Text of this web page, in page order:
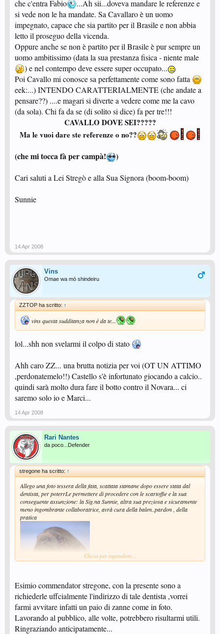
Stregò
che c'entra Fabio
...Ah sii...doveva mandare le referenze e
si vede non le ha mandate. Sa Cavallaro è un uomo
impegnato, capace che sia partito per il Brasile e non abbia
letto il proseguo della vicenda.
Oppure anche se non è partito per il Brasile è pur sempre un
uomo ambitissimo (data la sua prestanza fisica - niente male
) e nel contempo deve essere super occupato...
Poi Cavallo mi conosce sa perfettamente come sono fatta
eek:...) INTENDO CARATTERIALMENTE (che andate a
pensare??) ....e magari si diverte a vedere come me la cavo
(da sola). Chi fa da se (di solito si dice) fa per tre!!!
CAVALLO DOVE SEI?????
Ma le vuoi dare ste referenze o no??
(che mi tocca fà per campà! )
Cari saluti a Lei Stregò e alla Sua Signora (boom-boom)
Sunnie​
14 Apr 2008
Vins
Omae wa mō shindeiru
ZZTOP ha scritto: ↑
vins questa sudditanza non è da te...
lol...shh non svelarmi il colpo di stato
Ahh caro ZZ... una brutta notizia per voi (OT UN ATTIMO
,perdonatemelo!!) Castello s'è infortunato giocando a calcio..
quindi sarà molto dura fare il botto contro il Novara... ci
saremo solo io e Marci...
14 Apr 2008
Rari Nantes
da poco...Defender
stregone ha scritto: ↑
Allego una foto tessera della fata, scattata stamane dopo essere stata dal
dentista, per poterrLe permettere di procedere con le scartoffie e la sua
conseguente assunzione: la Sig.na Sunnie, altra sua preziosa e sicuramente
meno ingombrante collaboratrice, avrà cura della balen..pardon , della
pratica
Clicca per espandere...
Esimio commendator stregone, con la presente sono a
richiederle uffcialmente l'indirizzo di tale dentista ,vorrei
farmi avvitare infatti un paio di zanne come in foto.
Lavorando al pubblico, alle volte, potrebbero risultarmi utili.
Ringraziando anticipatamente...